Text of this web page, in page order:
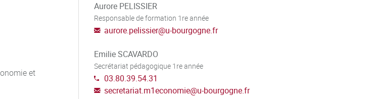
et à
et les
être
des
et
Aurore PELISSIER
Responsable de formation 1re année
aurore.pelissier@u-bourgogne.fr
Emilie SCAVARDO
Secrétariat pédagogique 1re année
03.80.39.54.31
secretariat.m1economie@u-bourgogne.fr